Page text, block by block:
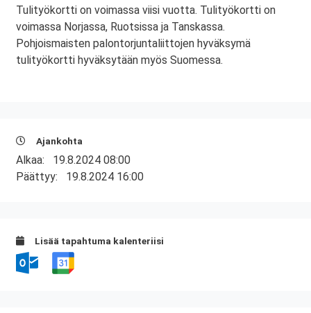
Tulityökortti on voimassa viisi vuotta. Tulityökortti on
voimassa Norjassa, Ruotsissa ja Tanskassa.
Pohjoismaisten palontorjuntaliittojen hyväksymä
tulityökortti hyväksytään myös Suomessa.
Ajankohta
Alkaa: 19.8.2024 08:00
Päättyy: 19.8.2024 16:00
Lisää tapahtuma kalenteriisi